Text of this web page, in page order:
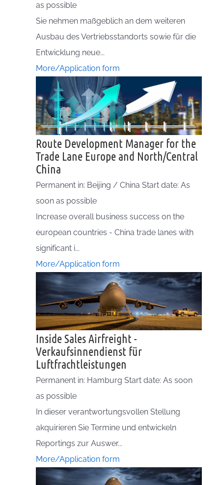
as possible
Sie nehmen maßgeblich an dem weiteren
Ausbau des Vertriebsstandorts sowie für die
Entwicklung neue...
More/Application form
Route Development Manager for the
Trade Lane Europe and North/Central
China
Permanent in: Beijing / China Start date: As
soon as possible
Increase overall business success on the
european countries - China trade lanes with
significant i...
More/Application form
Inside Sales Airfreight -
Verkaufsinnendienst für
Luftfrachtleistungen
Permanent in: Hamburg Start date: As soon
as possible
In dieser verantwortungsvollen Stellung
akquirieren Sie Termine und entwickeln
Reportings zur Auswer...
More/Application form